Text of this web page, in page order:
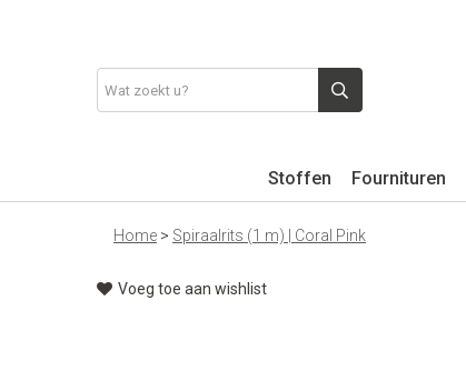
Stoffen Fournituren
Home > Spiraalrits (1 m) | Coral Pink
Voeg toe aan wishlist